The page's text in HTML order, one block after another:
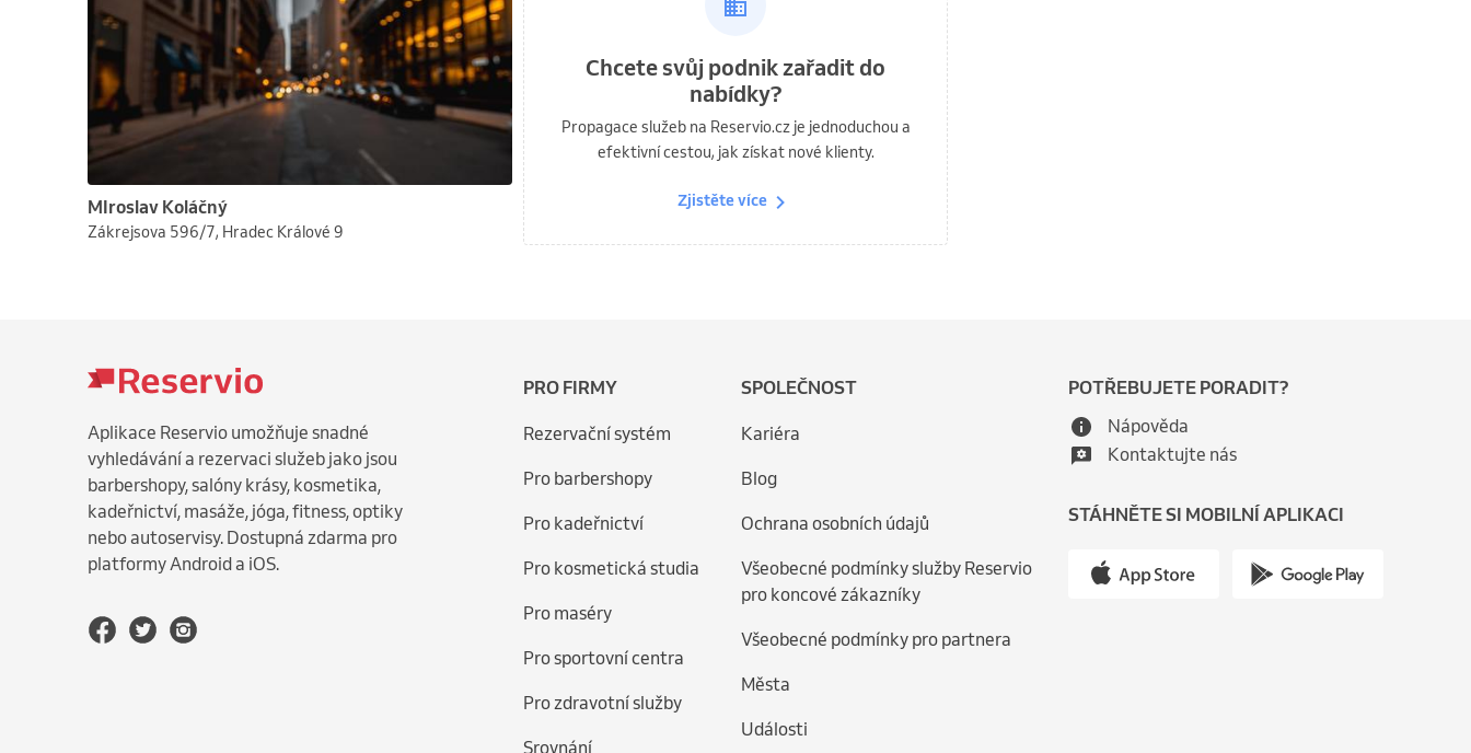
MIroslav Koláčný
Zákrejsova 596/7, Hradec Králové 9
Chcete svůj podnik zařadit do
nabídky?
Propagace služeb na Reservio.cz je jednoduchou a
efektivní cestou, jak získat nové klienty.
Zjistěte více
Aplikace Reservio umožňuje snadné
vyhledávání a rezervaci služeb jako jsou
barbershopy, salóny krásy, kosmetika,
kadeřnictví, masáže, jóga, fitness, optiky
nebo autoservisy. Dostupná zdarma pro
platformy Android a iOS.
PRO FIRMY
Rezervační systém
Pro barbershopy
Pro kadeřnictví
Pro kosmetická studia
Pro maséry
Pro sportovní centra
Pro zdravotní služby
Srovnání
SPOLEČNOST
Kariéra
Blog
Ochrana osobních údajů
Všeobecné podmínky služby Reservio
pro koncové zákazníky
Všeobecné podmínky pro partnera
Města
Události
POTŘEBUJETE PORADIT?
Nápověda
Kontaktujte nás
STÁHNĚTE SI MOBILNÍ APLIKACI